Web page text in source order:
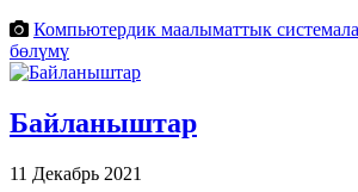
Компьютердик маалыматтык
бөлүмү
Байланыштар
11 Декабрь 2021